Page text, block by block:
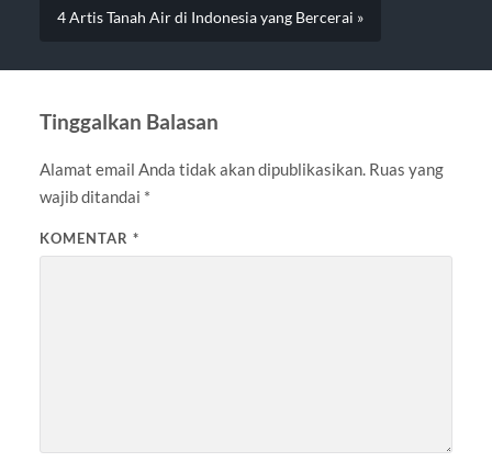
4 Artis Tanah Air di Indonesia yang Bercerai »
Tinggalkan Balasan
Alamat email Anda tidak akan dipublikasikan. Ruas yang
wajib ditandai *
KOMENTAR *